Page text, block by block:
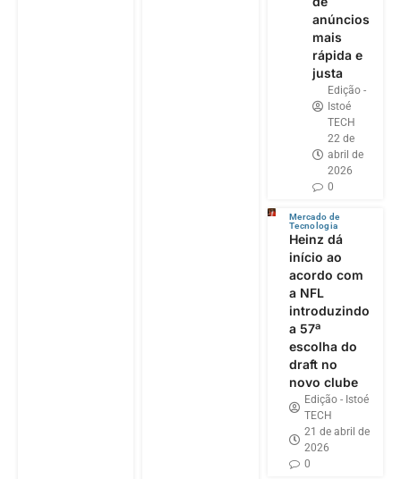
anúncios
mais
rápida e
justa
Edição -
Istoé
TECH
22 de
abril de
2026
0
Mercado de
Tecnologia
Heinz dá
início ao
acordo com
a NFL
introduzindo
a 57ª
escolha do
draft no
novo clube
Edição - Istoé
TECH
21 de abril de
2026
0